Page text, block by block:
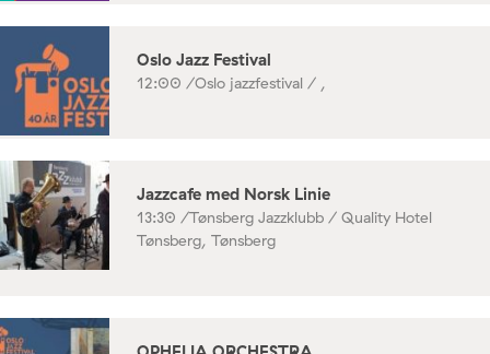
Oslo Jazz Festival
12:00 /Oslo jazzfestival / ,
Jazzcafe med Norsk Linie
13:30 /Tønsberg Jazzklubb / Quality Hotel
Tønsberg, Tønsberg